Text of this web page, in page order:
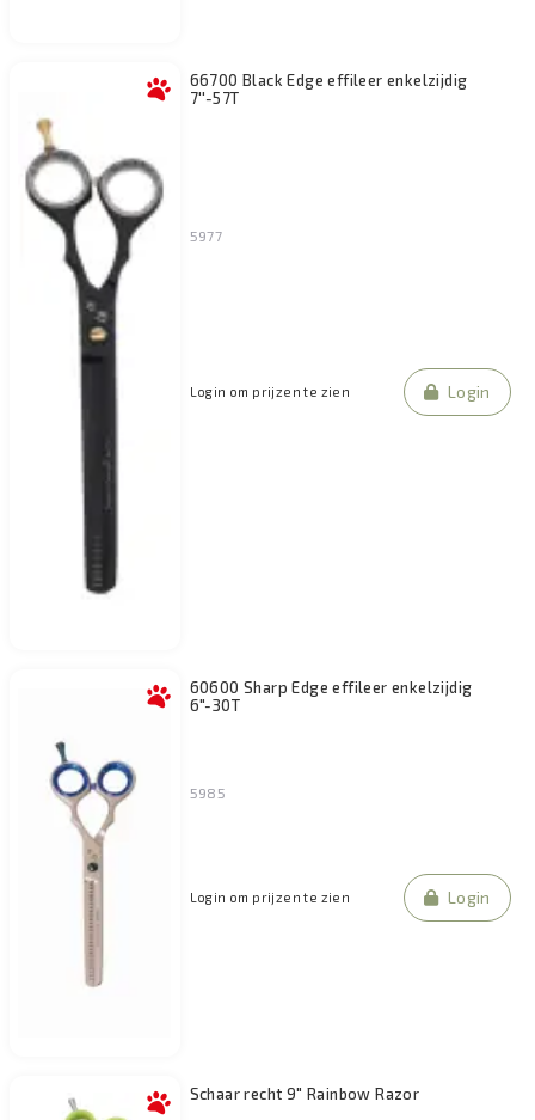
66700 Black Edge effileer enkelzijdig
7''-57T
5977
Login om prijzen te zien Login
60600 Sharp Edge effileer enkelzijdig
6"-30T
5985
Login om prijzen te zien Login
Schaar recht 9" Rainbow Razor